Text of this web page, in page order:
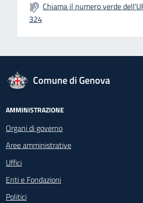
Chiama il numero verde
324
logo Unione Europea
Comune di Genova
Footer - Navigazione
AMMINISTRAZIONE
Organi di governo
Aree amministrative
Uffici
Enti e Fondazioni
Politici